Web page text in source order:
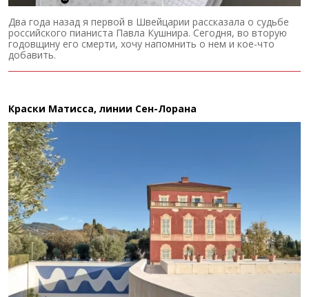
Два года назад я первой в Швейцарии рассказала о судьбе
российского пианиста Павла Кушнира. Сегодня, во вторую
годовщину его смерти, хочу напомнить о нем и кое-что
добавить.
Краски Матисса, линии Сен-Лорана